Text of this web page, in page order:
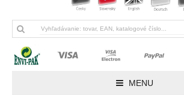
MENU